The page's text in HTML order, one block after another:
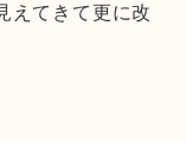
えてきて更に改